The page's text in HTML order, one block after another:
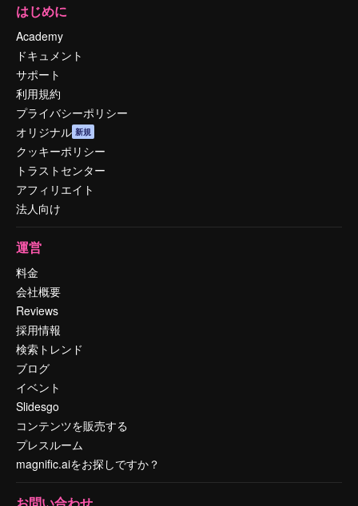
はじめに
Academy
ドキュメント
サポート
利用規約
プライバシーポリシー
オリジナル 新規
クッキーポリシー
トラストセンター
アフィリエイト
法人向け
運営
料金
会社概要
Reviews
採用情報
検索トレンド
ブログ
イベント
Slidesgo
コンテンツを販売する
プレスルーム
magnific.aiをお探しですか？
お問い合わせ